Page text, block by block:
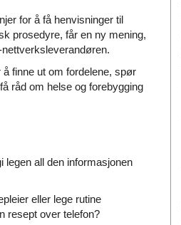
for å få henvisninger til
prosedyre, får en ny mening,
finne ut om fordelene, spør
råd om helse og forebygging
all den informasjonen
eller lege rutine
resept over telefon?